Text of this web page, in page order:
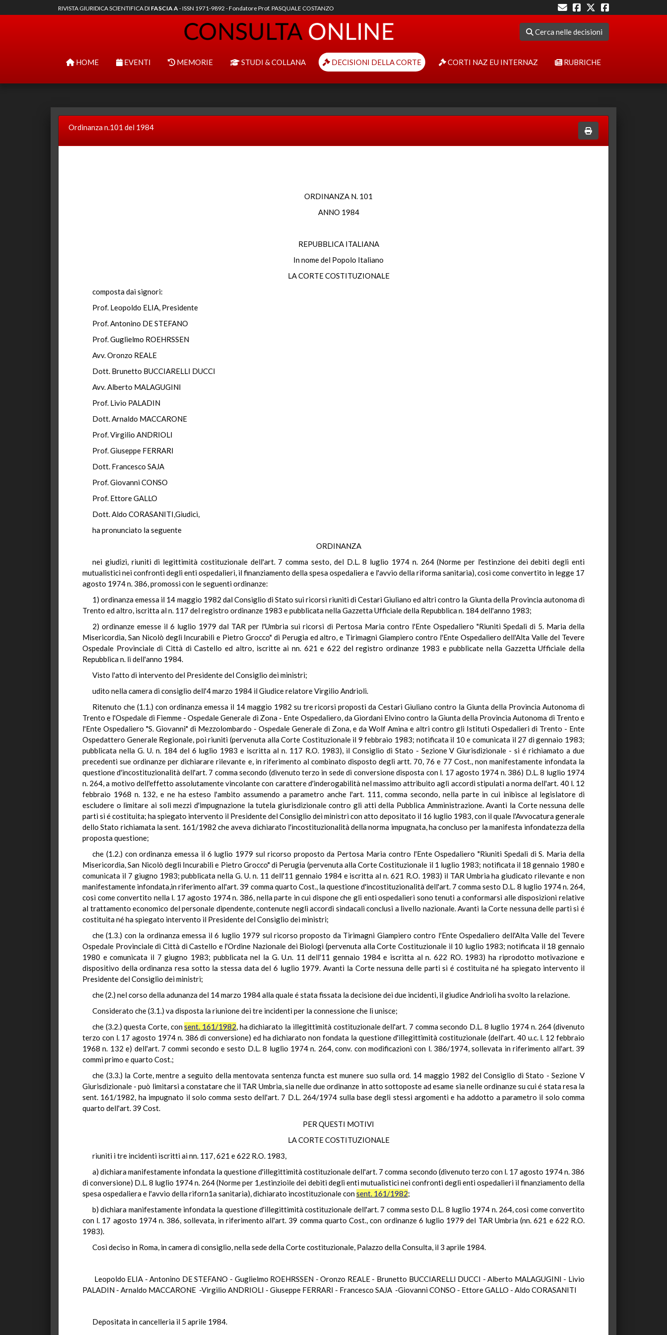
RIVISTA GIURIDICA SCIENTIFICA DI FASCIA A- ISSN 1971-9892 - Fondatore Prof. PASQUALE COSTANZO
Cerca nelle decisioni
HOME EVENTI MEMORIE STUDI & COLLANA DECISIONI DELLA CORTE CORTI NAZ EU INTERNAZ RUBRICHE
Ordinanza n.101 del 1984
ORDINANZA N. 101
ANNO 1984
REPUBBLICA ITALIANA
In nome del Popolo Italiano
LA CORTE COSTITUZIONALE
composta dai signori:
Prof. Leopoldo ELIA, Presidente
Prof. Antonino DE STEFANO
Prof. Guglielmo ROEHRSSEN
Avv. Oronzo REALE
Dott. Brunetto BUCCIARELLI DUCCI
Avv. Alberto MALAGUGINI
Prof. Livio PALADIN
Dott. Arnaldo MACCARONE
Prof. Virgilio ANDRIOLI
Prof. Giuseppe FERRARI
Dott. Francesco SAJA
Prof. Giovanni CONSO
Prof. Ettore GALLO
Dott. Aldo CORASANITI,Giudici,
ha pronunciato la seguente
ORDINANZA
nei giudizi, riuniti di legittimità costituzionale dell'art. 7 comma sesto, del D.L. 8 luglio 1974 n. 264 (Norme per l'estinzione dei debiti degli enti
mutualistici nei confronti degli enti ospedalieri, il finanziamento della spesa ospedaliera e l'avvio della riforma sanitaria), così come convertito in legge 17
agosto 1974 n. 386, promossi con le seguenti ordinanze:
1) ordinanza emessa il 14 maggio 1982 dal Consiglio di Stato sui ricorsi riuniti di Cestari Giuliano ed altri contro la Giunta della Provincia autonoma di
Trento ed altro, iscritta al n. 117 del registro ordinanze 1983 e pubblicata nella Gazzetta Ufficiale della Repubblica n. 184 dell'anno 1983;
2) ordinanze emesse il 6 luglio 1979 dal TAR per l'Umbria sui ricorsi di Pertosa Maria contro l'Ente Ospedaliero "Riuniti Spedali di 5. Maria della
Misericordia, San Nicolò degli Incurabili e Pietro Grocco" di Perugia ed altro, e Tirimagni Giampiero contro l'Ente Ospedaliero dell'Alta Valle del Tevere
Ospedale Provinciale di Città di Castello ed altro, iscritte ai nn. 621 e 622 del registro ordinanze 1983 e pubblicate nella Gazzetta Ufficiale della
Repubblica n. li dell'anno 1984.
Visto l'atto di intervento del Presidente del Consiglio dei ministri;
udito nella camera di consiglio dell'4 marzo 1984 il Giudice relatore Virgilio Andrioli.
Ritenuto che (1.1.) con ordinanza emessa il 14 maggio 1982 su tre ricorsi proposti da Cestari Giuliano contro la Giunta della Provincia Autonoma di
Trento e l'Ospedale di Fiemme - Ospedale Generale di Zona - Ente Ospedaliero, da Giordani Elvino contro la Giunta della Provincia Autonoma di Trento e
l'Ente Ospedaliero "S. Giovanni" di Mezzolombardo - Ospedale Generale di Zona, e da Wolf Amina e altri contro gli Istituti Ospedalieri di Trento - Ente
Ospedattero Generale Regionale, poi riuniti (pervenuta alla Corte Costituzionale il 9 febbraio 1983; notificata il 10 e comunicata il 27 di gennaio 1983;
pubblicata nella G. U. n. 184 del 6 luglio 1983 e iscritta al n. 117 R.O. 1983), il Consiglio di Stato - Sezione V Giurisdizionale - si é richiamato a due
precedenti sue ordinanze per dichiarare rilevante e, in riferimento al combinato disposto degli artt. 70, 76 e 77 Cost., non manifestamente infondata la
questione d'incostituzionalità dell'art. 7 comma secondo (divenuto terzo in sede di conversione disposta con l. 17 agosto 1974 n. 386) D.L. 8 luglio 1974
n. 264, a motivo dell'effetto assolutamente vincolante con carattere d'inderogabilità nel massimo attribuito agli accordi stipulati a norma dell'art. 40 l. 12
febbraio 1968 n. 132, e ne ha esteso l'ambito assumendo a parametro anche l'art. 111, comma secondo, nella parte in cui inibisce al legislatore di
escludere o limitare ai soli mezzi d'impugnazione la tutela giurisdizionale contro gli atti della Pubblica Amministrazione. Avanti la Corte nessuna delle
parti si é costituita; ha spiegato intervento il Presidente del Consiglio dei ministri con atto depositato il 16 luglio 1983, con il quale l'Avvocatura generale
dello Stato richiamata la sent. 161/1982 che aveva dichiarato l'incostituzionalità della norma impugnata, ha concluso per la manifesta infondatezza della
proposta questione;
che (1.2.) con ordinanza emessa il 6 luglio 1979 sul ricorso proposto da Pertosa Maria contro l'Ente Ospedaliero "Riuniti Spedali di S. Maria della
Misericordia, San Nicolò degli Incurabili e Pietro Grocco" di Perugia (pervenuta alla Corte Costituzionale il 1 luglio 1983; notificata il 18 gennaio 1980 e
comunicata il 7 giugno 1983; pubblicata nella G. U. n. 11 dell'11 gennaio 1984 e iscritta al n. 621 R.O. 1983) il TAR Umbria ha giudicato rilevante e non
manifestamente infondata,in riferimento all'art. 39 comma quarto Cost., la questione d'incostituzionalità dell'art. 7 comma sesto D.L. 8 luglio 1974 n. 264,
così come convertito nella l. 17 agosto 1974 n. 386, nella parte in cui dispone che gli enti ospedalieri sono tenuti a conformarsi alle disposizioni relative
al trattamento economico del personale dipendente, contenute negli accordi sindacali conclusi a livello nazionale. Avanti la Corte nessuna delle parti si é
costituita né ha spiegato intervento il Presidente del Consiglio dei ministri;
che (1.3.) con la ordinanza emessa il 6 luglio 1979 sul ricorso proposto da Tirimagni Giampiero contro l'Ente Ospedaliero dell'Alta Valle del Tevere
Ospedale Provinciale di Città di Castello e l'Ordine Nazionale dei Biologi (pervenuta alla Corte Costituzionale il 10 luglio 1983; notificata il 18 gennaio
1980 e comunicata il 7 giugno 1983; pubblicata nel la G. U.n. 11 dell'11 gennaio 1984 e iscritta al n. 622 RO. 1983) ha riprodotto motivazione e
dispositivo della ordinanza resa sotto la stessa data del 6 luglio 1979. Avanti la Corte nessuna delle parti si é costituita né ha spiegato intervento il
Presidente del Consiglio dei ministri;
che (2.) nel corso della adunanza del 14 marzo 1984 alla quale é stata fissata la decisione dei due incidenti, il giudice Andrioli ha svolto la relazione.
Considerato che (3.1.) va disposta la riunione dei tre incidenti per la connessione che li unisce;
che (3.2.) questa Corte, consent. 161/1982, ha dichiarato la illegittimità costituzionale dell'art. 7 comma secondo D.L. 8 luglio 1974 n. 264 (divenuto
terzo con l. 17 agosto 1974 n. 386 di conversione) ed ha dichiarato non fondata la questione d'illegittimità costituzionale (dell'art. 40 u.c. l. 12 febbraio
1968 n. 132 e) dell'art. 7 commi secondo e sesto D.L. 8 luglio 1974 n. 264, conv. con modificazioni con l. 386/1974, sollevata in riferimento all'art. 39
commi primo e quarto Cost.;
che (3.3.) la Corte, mentre a seguito della mentovata sentenza functa est munere suo sulla ord. 14 maggio 1982 del Consiglio di Stato - Sezione V
Giurisdizionale - può limitarsi a constatare che il TAR Umbria, sia nelle due ordinanze in atto sottoposte ad esame sia nelle ordinanze su cui é stata resa la
sent. 161/1982, ha impugnato il solo comma sesto dell'art. 7 D.L. 264/1974 sulla base degli stessi argomenti e ha addotto a parametro il solo comma
quarto dell'art. 39 Cost.
PER QUESTI MOTIVI
LA CORTE COSTITUZIONALE
riuniti i tre incidenti iscritti ai nn. 117, 621 e 622 R.O. 1983,
a) dichiara manifestamente infondata la questione d'illegittimità costituzionale dell'art. 7 comma secondo (divenuto terzo con l. 17 agosto 1974 n. 386
di conversione) D.L. 8 luglio 1974 n. 264 (Norme per 1,estinzioile dei debiti degli enti mutualistici nei confronti degli enti ospedalieri il finanziamento della
spesa ospedaliera e l'avvio della riforn1a sanitaria), dichiarato incostituzionale consent. 161/1982;
b) dichiara manifestamente infondata la questione d'illegittimità costituzionale dell'art. 7 comma sesto D.L. 8 luglio 1974 n. 264, così come convertito
con l. 17 agosto 1974 n. 386, sollevata, in riferimento all'art. 39 comma quarto Cost., con ordinanze 6 luglio 1979 del TAR Umbria (nn. 621 e 622 R.O.
1983).
Così deciso in Roma, in camera di consiglio, nella sede della Corte costituzionale, Palazzo della Consulta, il 3 aprile 1984.
Leopoldo ELIA - Antonino DE STEFANO - Guglielmo ROEHRSSEN - Oronzo REALE - Brunetto BUCCIARELLI DUCCI - Alberto MALAGUGINI - Livio
PALADIN - Arnaldo MACCARONE -Virgilio ANDRIOLI - Giuseppe FERRARI - Francesco SAJA -Giovanni CONSO - Ettore GALLO - Aldo CORASANITI
Depositata in cancelleria il 5 aprile 1984.